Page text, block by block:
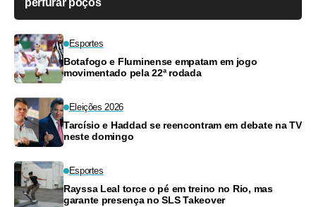
perfurar poços
Esportes
Botafogo e Fluminense empatam em jogo
movimentado pela 22ª rodada
Eleições 2026
Tarcísio e Haddad se reencontram em debate na TV
neste domingo
Esportes
Rayssa Leal torce o pé em treino no Rio, mas
garante presença no SLS Takeover